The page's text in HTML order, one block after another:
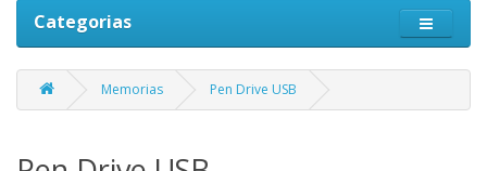
Categorias
Memorias Pen Drive USB